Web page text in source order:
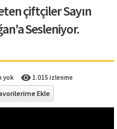
çiftçiler Sayın
Sesleniyor.
yok 1.015 izlenme
Ekle